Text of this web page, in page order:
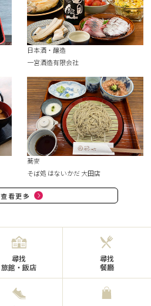
日本酒・釀造
一宮酒造有限会社
蕎麥
そば処 はないかだ 大田店
查看更多
尋找
旅館・飯店
尋找
餐廳